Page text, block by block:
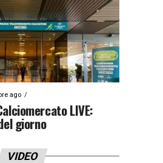
ago
LIVE:
giorno
VIDEO